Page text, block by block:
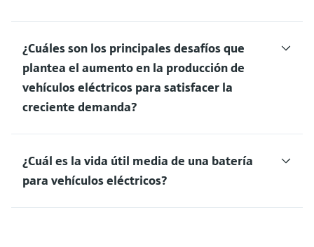
¿Cuáles son los principales desafíos que
plantea el aumento en la producción de
vehículos eléctricos para satisfacer la
creciente demanda?
¿Cuál es la vida útil media de una batería
para vehículos eléctricos?